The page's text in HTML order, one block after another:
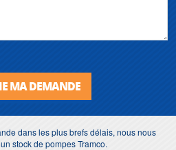
MA DEMANDE
dans les plus brefs délais, nous nous
stock de pompes Tramco.